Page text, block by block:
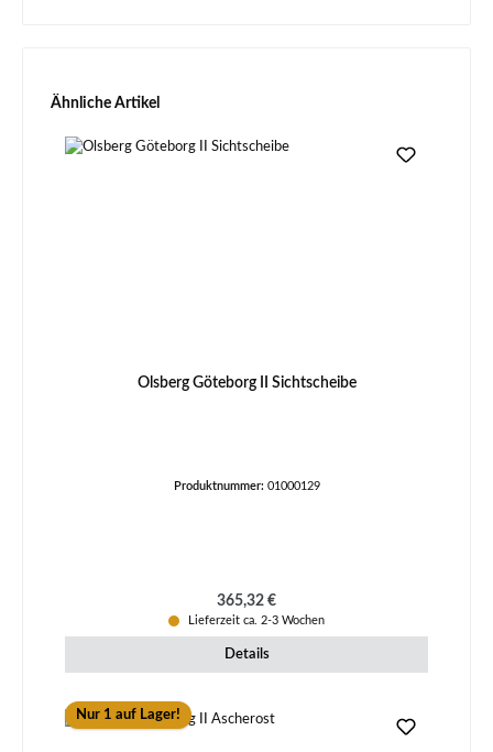
Produktgalerie überspringen
Ähnliche Artikel
Olsberg Göteborg II Sichtscheibe
Produktnummer: 01000129
Regulärer Preis:
365,32 €
Lieferzeit ca. 2-3 Wochen
Details
Nur 1 auf Lager!